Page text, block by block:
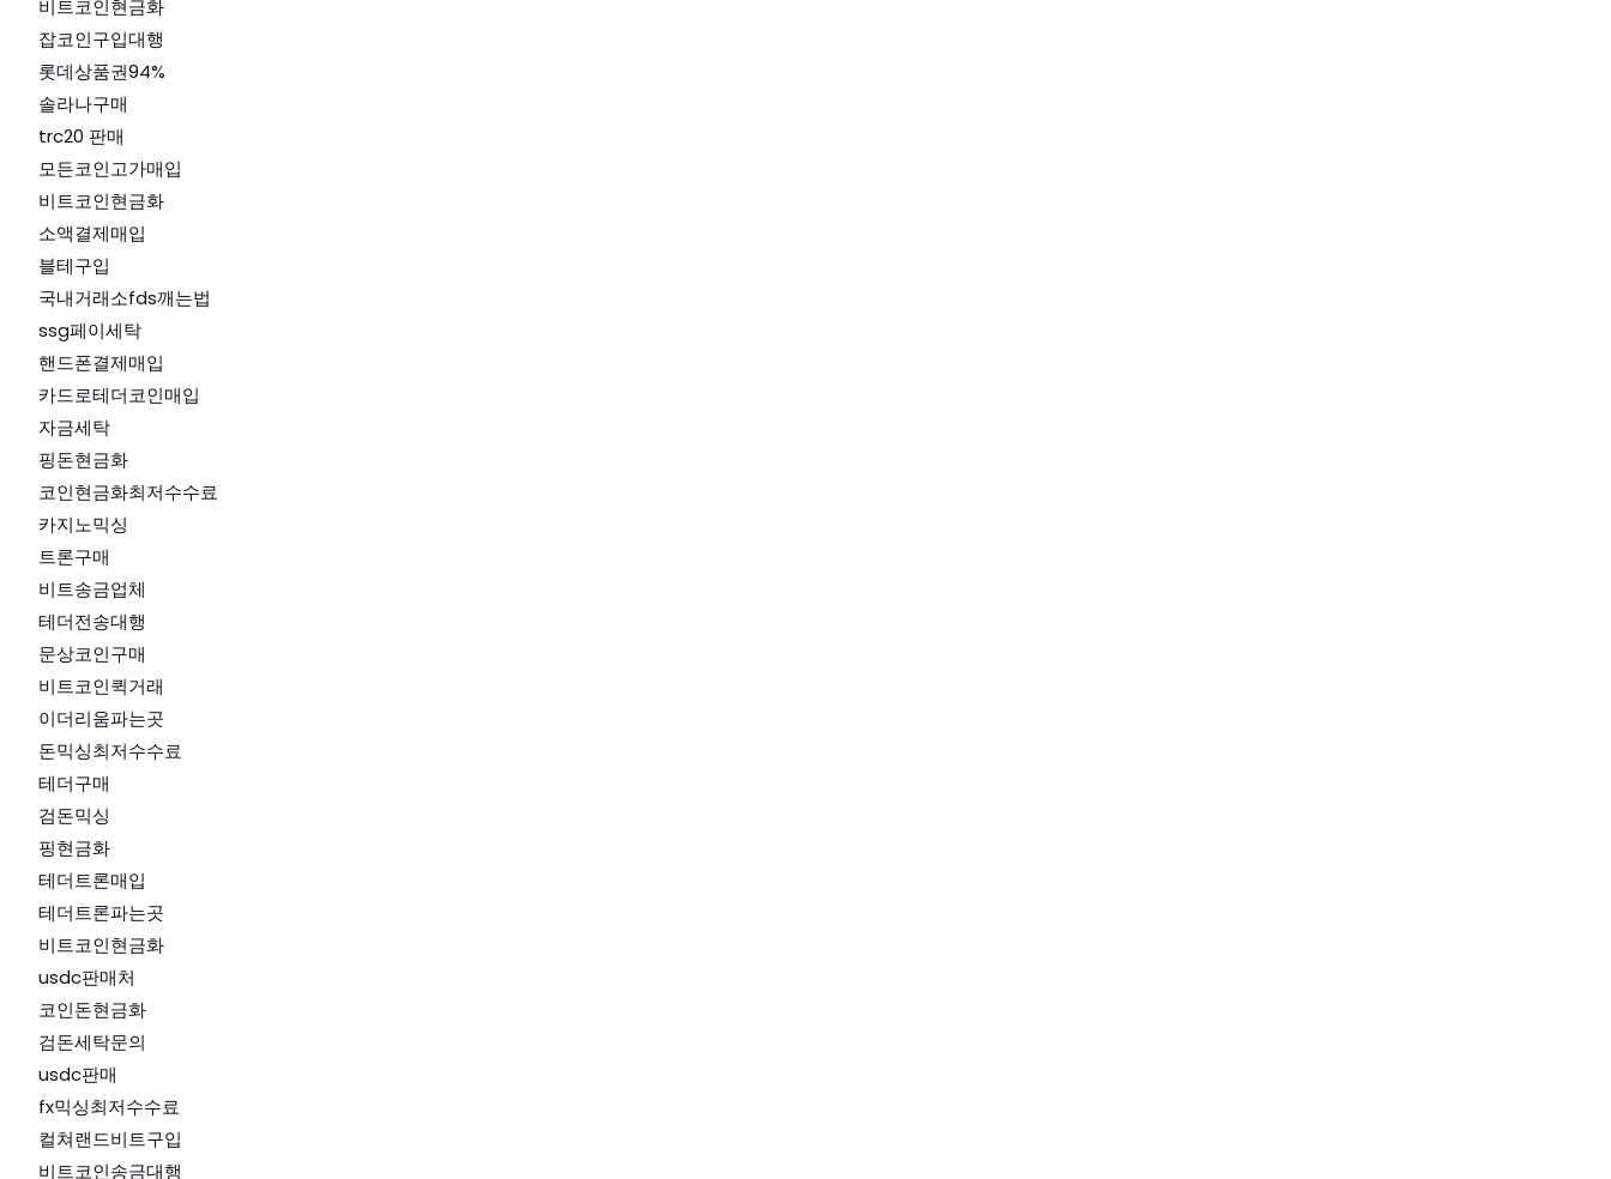
비트코인현금화
잡코인구입대행
롯데상품권94%
솔라나구매
trc20 판매
모든코인고가매입
비트코인현금화
소액결제매입
블테구입
국내거래소fds깨는법
ssg페이세탁
핸드폰결제매입
카드로테더코인매입
자금세탁
핑돈현금화
코인현금화최저수수료
카지노믹싱
트론구매
비트송금업체
테더전송대행
문상코인구매
비트코인퀵거래
이더리움파는곳
돈믹싱최저수수료
테더구매
검돈믹싱
핑현금화
테더트론매입
테더트론파는곳
비트코인현금화
usdc판매처
코인돈현금화
검돈세탁문의
usdc판매
fx믹싱최저수수료
컬쳐랜드비트구입
비트코인송금대행